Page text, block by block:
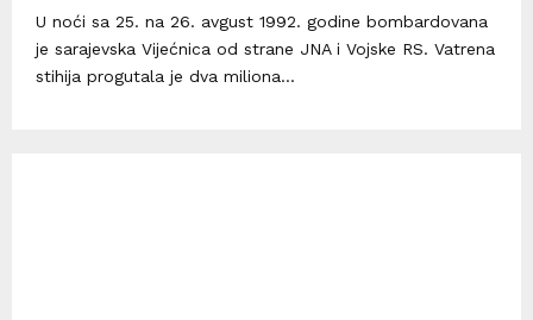
U noći sa 25. na 26. avgust 1992. godine bombardovana
je sarajevska Vijećnica od strane JNA i Vojske RS. Vatrena
stihija progutala je dva miliona...